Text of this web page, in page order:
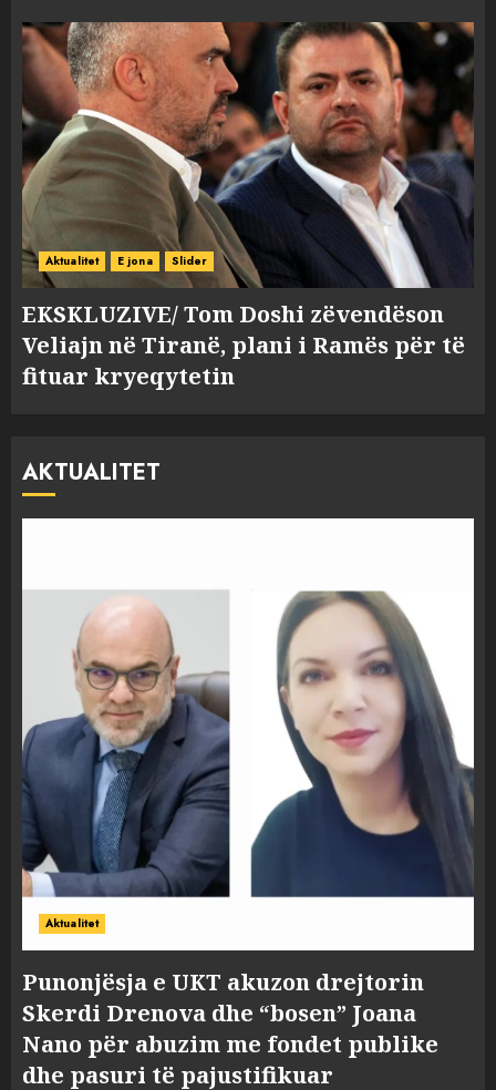
Aktualitet E jona Slider
EKSKLUZIVE/ Tom Doshi zëvendëson
Veliajn në Tiranë, plani i Ramës për të
fituar kryeqytetin
AKTUALITET
Aktualitet
Punonjësja e UKT akuzon drejtorin
Skerdi Drenova dhe “bosen” Joana
Nano për abuzim me fondet publike
dhe pasuri të pajustifikuar